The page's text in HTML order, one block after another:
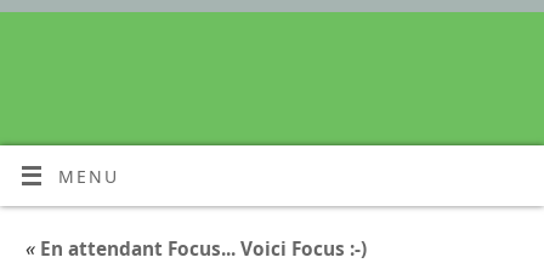
MENU
« En attendant Focus... Voici Focus :-)